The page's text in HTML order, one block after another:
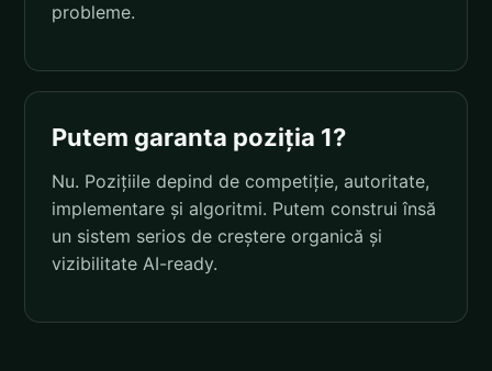
probleme.
Putem garanta poziția 1?
Nu. Pozițiile depind de competiție, autoritate,
implementare și algoritmi. Putem construi însă
un sistem serios de creștere organică și
vizibilitate AI-ready.